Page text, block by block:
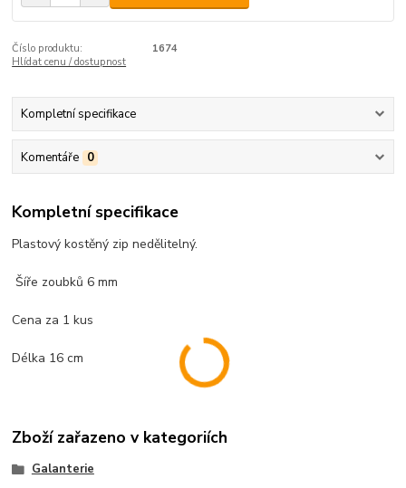
Číslo produktu:
1674
Hlídat cenu / dostupnost
Kompletní specifikace
Komentáře 0
Kompletní specifikace
Plastový kostěný zip nedělitelný.
Šíře zoubků 6 mm
Cena za 1 kus
Délka 16 cm
Zboží zařazeno v kategoriích
Galanterie